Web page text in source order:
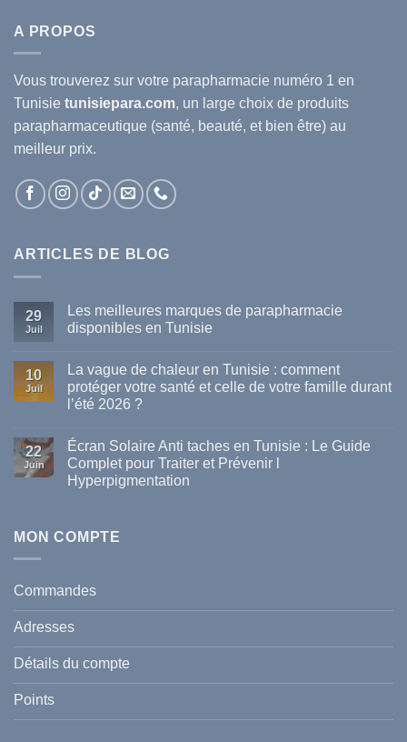
A PROPOS
Vous trouverez sur votre parapharmacie numéro 1 en
Tunisie tunisiepara.com, un large choix de produits
parapharmaceutique (santé, beauté, et bien être) au
meilleur prix.
ARTICLES DE BLOG
29
Juil
Les meilleures marques de parapharmacie
disponibles en Tunisie
sur
meilleures
marques
disponibles
en
Tunisie
10
Juil
La vague de chaleur en Tunisie : comment
protéger votre santé et celle de votre famille durant
l’été 2026 ?
sur
La
vague
de
comment
et
celle
de
votre
famille
durant
l’été
2026
?
22
Juin
Écran Solaire Anti taches en Tunisie : Le Guide
Complet pour Traiter et Prévenir l
Hyperpigmentation
Écran
Solaire
Tunisie
Guide
Traiter
Prévenir
MON COMPTE
Commandes
Adresses
Détails du compte
Points